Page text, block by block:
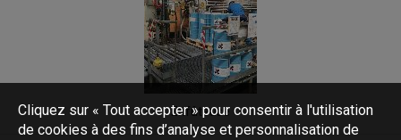
Enfûteuse
Cliquez sur « Tout accepter » pour consentir à l'utilisation
de cookies à des fins d’analyse et personnalisation de